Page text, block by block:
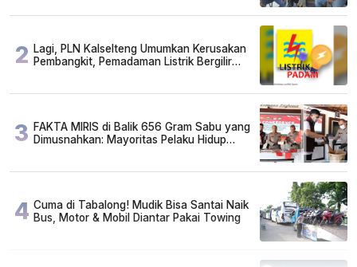
2 Lagi, PLN Kalselteng Umumkan Kerusakan
Pembangkit, Pemadaman Listrik Bergilir
3 FAKTA MIRIS di Balik 656 Gram Sabu yang
Dimusnahkan: Mayoritas Pelaku Hidup
4 Cuma di Tabalong! Mudik Bisa Santai Naik
Bus, Motor & Mobil Diantar Pakai Towing